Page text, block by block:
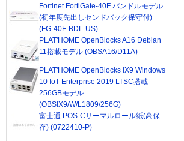
Fortinet FortiGate-40F バンドルモデル
(初年度先出しセンドバック保守付)
(FG-40F-BDL-US)
PLAT'HOME OpenBlocks A16 Debian
11搭載モデル (OBSA16/D11A)
PLAT'HOME OpenBlocks IX9 Windows
10 IoT Enterprise 2019 LTSC搭載
256GBモデル
(OBSIX9/W/L1809/256G)
富士通 POS-Cサーマルロール紙(高保
存) (0722410-P)